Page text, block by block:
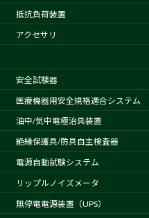
抵抗負荷装置
アクセサリ
安全試験器
医療機器用安全規格適合システム
油中/気中電極治具装置
絶縁保護具/防具自主検査器
電源自動試験システム
リップルノイズメータ
無停電電源装置（UPS）